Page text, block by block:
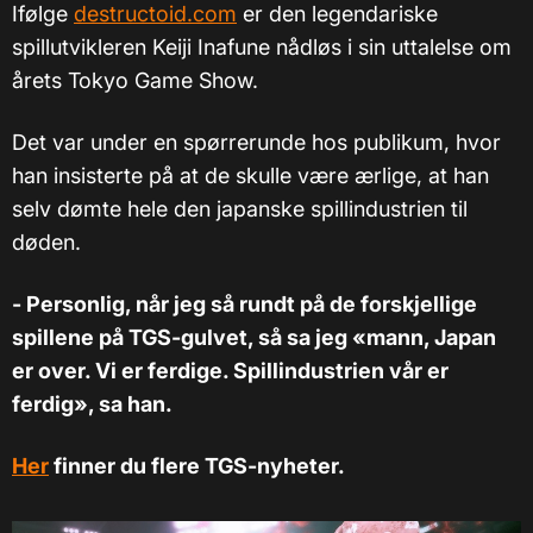
Ifølge destructoid.com er den legendariske
spillutvikleren Keiji Inafune nådløs i sin uttalelse om
årets Tokyo Game Show.
Det var under en spørrerunde hos publikum, hvor
han insisterte på at de skulle være ærlige, at han
selv dømte hele den japanske spillindustrien til
døden.
- Personlig, når jeg så rundt på de forskjellige
spillene på TGS-gulvet, så sa jeg «mann, Japan
er over. Vi er ferdige. Spillindustrien vår er
ferdig», sa han.
Herfinner du flere TGS-nyheter.